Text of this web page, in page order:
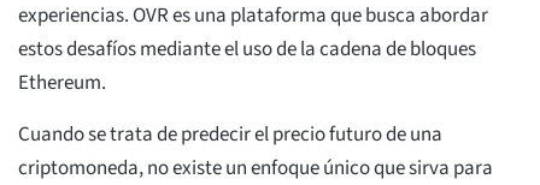
experiencias. OVR es una plataforma que busca abordar
estos desafíos mediante el uso de la cadena de bloques
Ethereum.
Cuando se trata de predecir el precio futuro de una
criptomoneda, no existe un enfoque único que sirva para